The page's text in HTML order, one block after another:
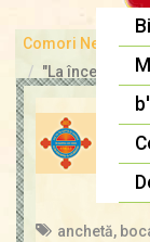
Comori
"La început a
anchetă,